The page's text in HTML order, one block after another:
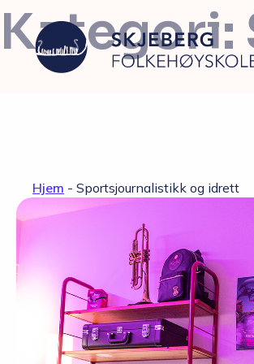
Filmproduksjon – Japan
Foto – fashion og kunst
Grafisk design –
Musikkproduksjon –
Kategori:
Hjem - Sportsjournalistikk og idrett